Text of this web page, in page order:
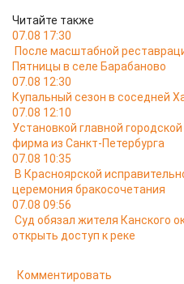
Читайте также
07.08 17:30
После масштабной
Пятницы в селе Барабаново
07.08 12:30
Купальный сезон в соседней
07.08 12:10
Установкой главной
фирма из Санкт-Петербурга
07.08 10:35
В Красноярской
церемония бракосочетания
07.08 09:56
Суд обязал жителя Канского
открыть доступ к реке
Комментировать